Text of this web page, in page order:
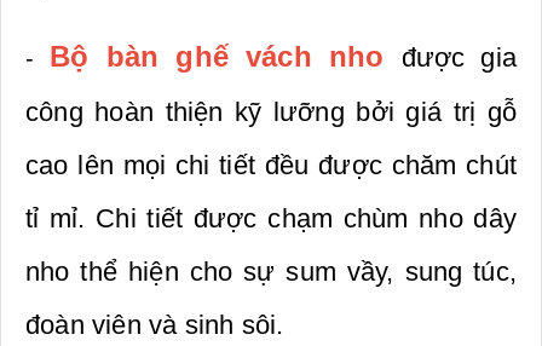
- Bộ bàn ghế vách nho được gia
công hoàn thiện kỹ lưỡng bởi giá trị gỗ
cao lên mọi chi tiết đều được chăm chút
tỉ mỉ. Chi tiết được chạm chùm nho dây
nho thể hiện cho sự sum vầy, sung túc,
đoàn viên và sinh sôi.